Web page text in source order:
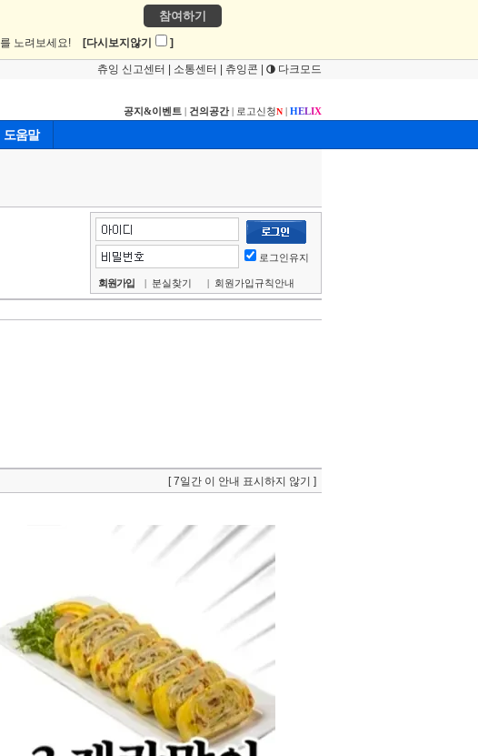
참여하기
를 노려보세요! [다시보지않기 ]
츄잉 신고센터 소통센터 츄잉콘 다크모드
공지&이벤트 | 건의공간| 로고신청N | HELIX
도움말
로그인유지
회원가입 | 분실찾기 | 회원가입규칙안내
[ 7일간 이 안내 표시하지 않기 ]